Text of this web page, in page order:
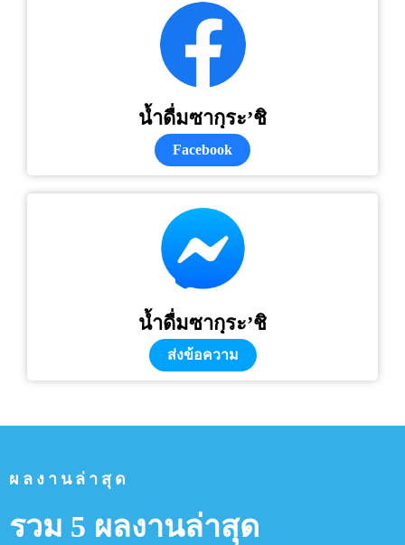
น้ำดื่มซากุระ’ชิ
Facebook
น้ำดื่มซากุระ’ชิ
ส่งข้อความ
ผลงานล่าสุด
รวม 5 ผลงานล่าสุด